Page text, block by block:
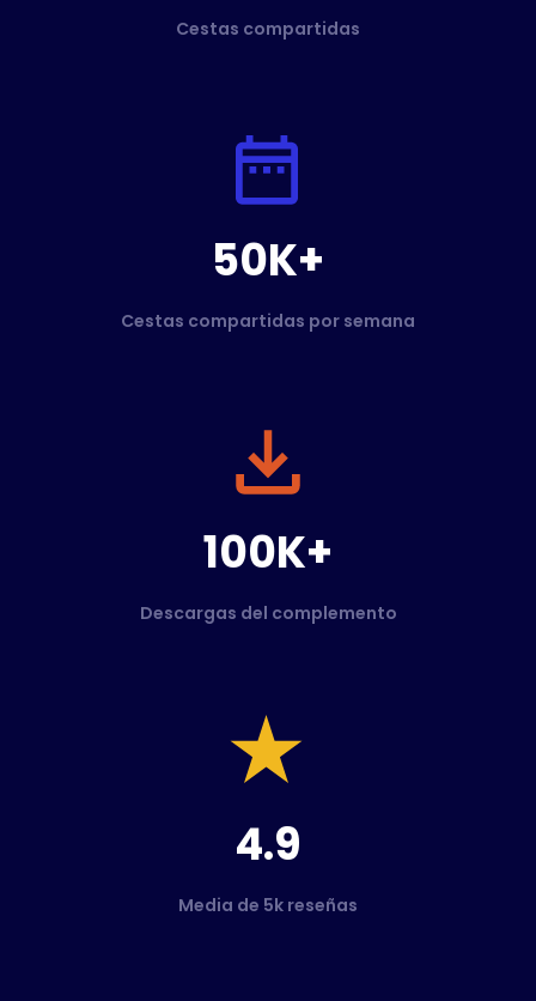
Cestas compartidas
50K+
Cestas compartidas por semana
100K+
Descargas del complemento
4.9
Media de 5k reseñas